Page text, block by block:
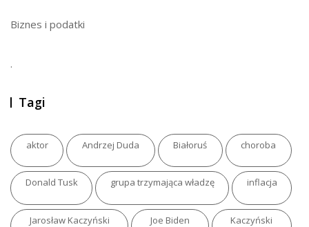
Biznes i podatki
.
Tagi
aktor Andrzej Duda Białoruś choroba
Donald Tusk grupa trzymająca władzę inflacja
Jarosław Kaczyński Joe Biden Kaczyński